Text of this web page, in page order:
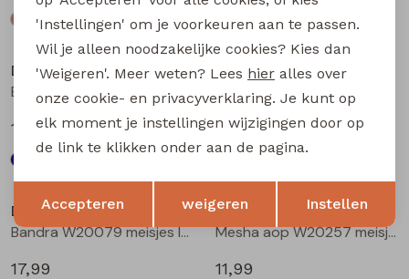
D-zine
Bailee W20080 meisjes sweatshirt Wijnrood
19,99
D-zine
17,99
D-zine
Bandra W20079 meisjes lange broek Wijnrood
17,99
D-zine
Mesha aop W20257 meisjes t-shirts lange mouw Bruin donker
11,99
Terug Opslaan
'Instellingen' om je voorkeuren aan te passen.
Wil je alleen noodzakelijke cookies? Kies dan
'Weigeren'. Meer weten? Lees hier alles over
onze cookie- en privacyverklaring. Je kunt op
elk moment je instellingen wijzigingen door op
de link te klikken onder aan de pagina.
Accepteren weigeren Instellen